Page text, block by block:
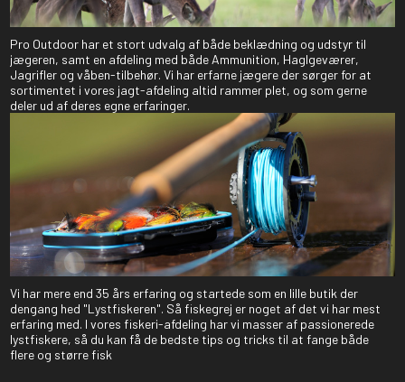
Pro Outdoor har et stort udvalg af både beklædning og udstyr til
jægeren, samt en afdeling med både Ammunition, Haglgeværer,
Jagrifler og våben-tilbehør. Vi har erfarne jægere der sørger for at
sortimentet i vores jagt-afdeling altid rammer plet, og som gerne
deler ud af deres egne erfaringer.
Vi har mere end 35 års erfaring og startede som en lille butik der
dengang hed "Lystfiskeren". Så fiskegrej er noget af det vi har mest
erfaring med. I vores fiskeri-afdeling har vi masser af passionerede
lystfiskere, så du kan få de bedste tips og tricks til at fange både
flere og større fisk